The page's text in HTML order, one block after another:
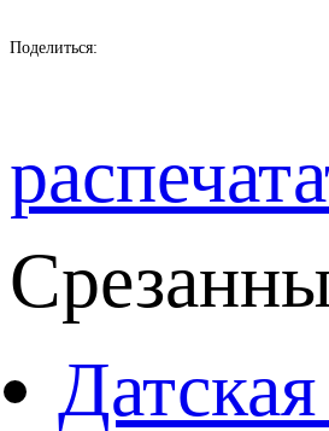
Поделиться: